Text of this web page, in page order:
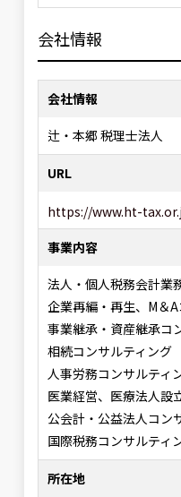
会社情報
会社情報
辻・本郷 税理士法人
URL
https://www.ht-
事業内容
法人・個人税務会計業
企業再編・再生、M＆
事業継承・資産継承コ
相続コンサルティング
人事労務コンサルティ
医業経営、医療法人設
公会計・公益法人コン
国際税務コンサルティ
所在地